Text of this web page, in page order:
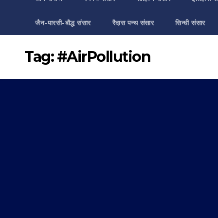
जैन-पारसी-बौद्ध संसार रैदास पन्थ संसार सिन्धी संसार
Tag:#AirPollution